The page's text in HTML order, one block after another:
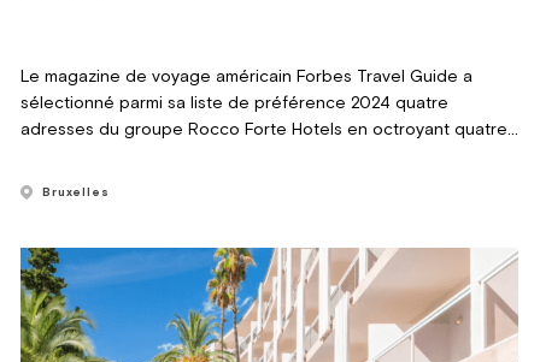
Le magazine de voyage américain Forbes Travel Guide a
sélectionné parmi sa liste de préférence 2024 quatre
adresses du groupe Rocco Forte Hotels en octroyant quatre
Bruxelles